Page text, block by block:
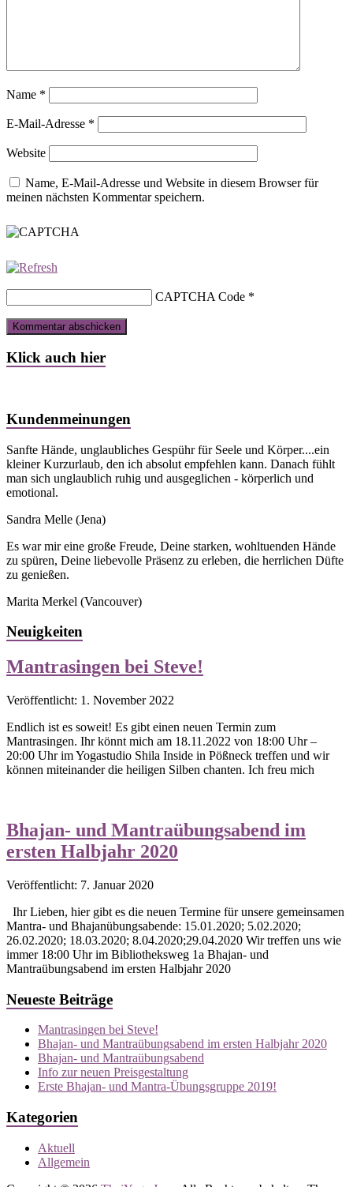
Name *
E-Mail-Adresse *
Website
Name, E-Mail-Adresse und Website in diesem Browser für
meinen nächsten Kommentar speichern.
CAPTCHA Code *
Klick auch hier
Kundenmeinungen
Sanfte Hände, unglaubliches Gespühr für Seele und Körper....ein
kleiner Kurzurlaub, den ich absolut empfehlen kann. Danach fühlt
man sich unglaublich ruhig und ausgeglichen - körperlich und
emotional.
Sandra Melle (Jena)
Es war mir eine große Freude, Deine starken, wohltuenden Hände
zu spüren, Deine liebevolle Präsenz zu erleben, die herrlichen Düfte
zu genießen.
Marita Merkel (Vancouver)
Neuigkeiten
Mantrasingen bei Steve!
Veröffentlicht: 1. November 2022
Endlich ist es soweit! Es gibt einen neuen Termin zum
Mantrasingen. Ihr könnt mich am 18.11.2022 von 18:00 Uhr –
20:00 Uhr im Yogastudio Shila Inside in Pößneck treffen und wir
können miteinander die heiligen Silben chanten. Ich freu mich
Bhajan- und Mantraübungsabend im
ersten Halbjahr 2020
Veröffentlicht: 7. Januar 2020
Ihr Lieben, hier gibt es die neuen Termine für unsere gemeinsamen
Mantra- und Bhajanübungsabende: 15.01.2020; 5.02.2020;
26.02.2020; 18.03.2020; 8.04.2020;29.04.2020 Wir treffen uns wie
immer 18:00 Uhr im Bibliotheksweg 1a Bhajan- und
Mantraübungsabend im ersten Halbjahr 2020
Neueste Beiträge
Mantrasingen bei Steve!
Bhajan- und Mantraübungsabend im ersten Halbjahr 2020
Bhajan- und Mantraübungsabend
Info zur neuen Preisgestaltung
Erste Bhajan- und Mantra-Übungsgruppe 2019!
Kategorien
Aktuell
Allgemein